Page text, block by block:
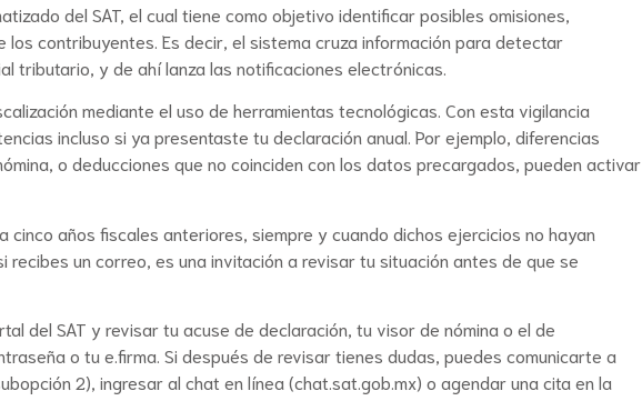
del SAT, el cual tiene como objetivo identificar posibles omisiones,
contribuyentes. Es decir, el sistema cruza información para detectar
tributario, y de ahí lanza las notificaciones electrónicas.
mediante el uso de herramientas tecnológicas. Con esta vigilancia
incluso si ya presentaste tu declaración anual. Por ejemplo, diferencias
o deducciones que no coinciden con los datos precargados, pueden activar
cinco años fiscales anteriores, siempre y cuando dichos ejercicios no hayan
un correo, es una invitación a revisar tu situación antes de que se
del SAT y revisar tu acuse de declaración, tu visor de nómina o el de
o tu e.firma. Si después de revisar tienes dudas, puedes comunicarte a
2), ingresar al chat en línea (chat.sat.gob.mx) o agendar una cita en la